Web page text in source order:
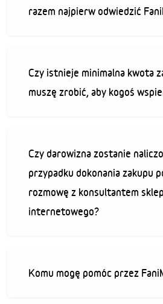
razem najpierw odwiedzić
Czy istnieje minimalna kwota
muszę zrobić, aby kogoś
Czy darowizna zostanie
przypadku dokonania zakupu
rozmowę z konsultantem
internetowego?
Komu mogę pomóc przez